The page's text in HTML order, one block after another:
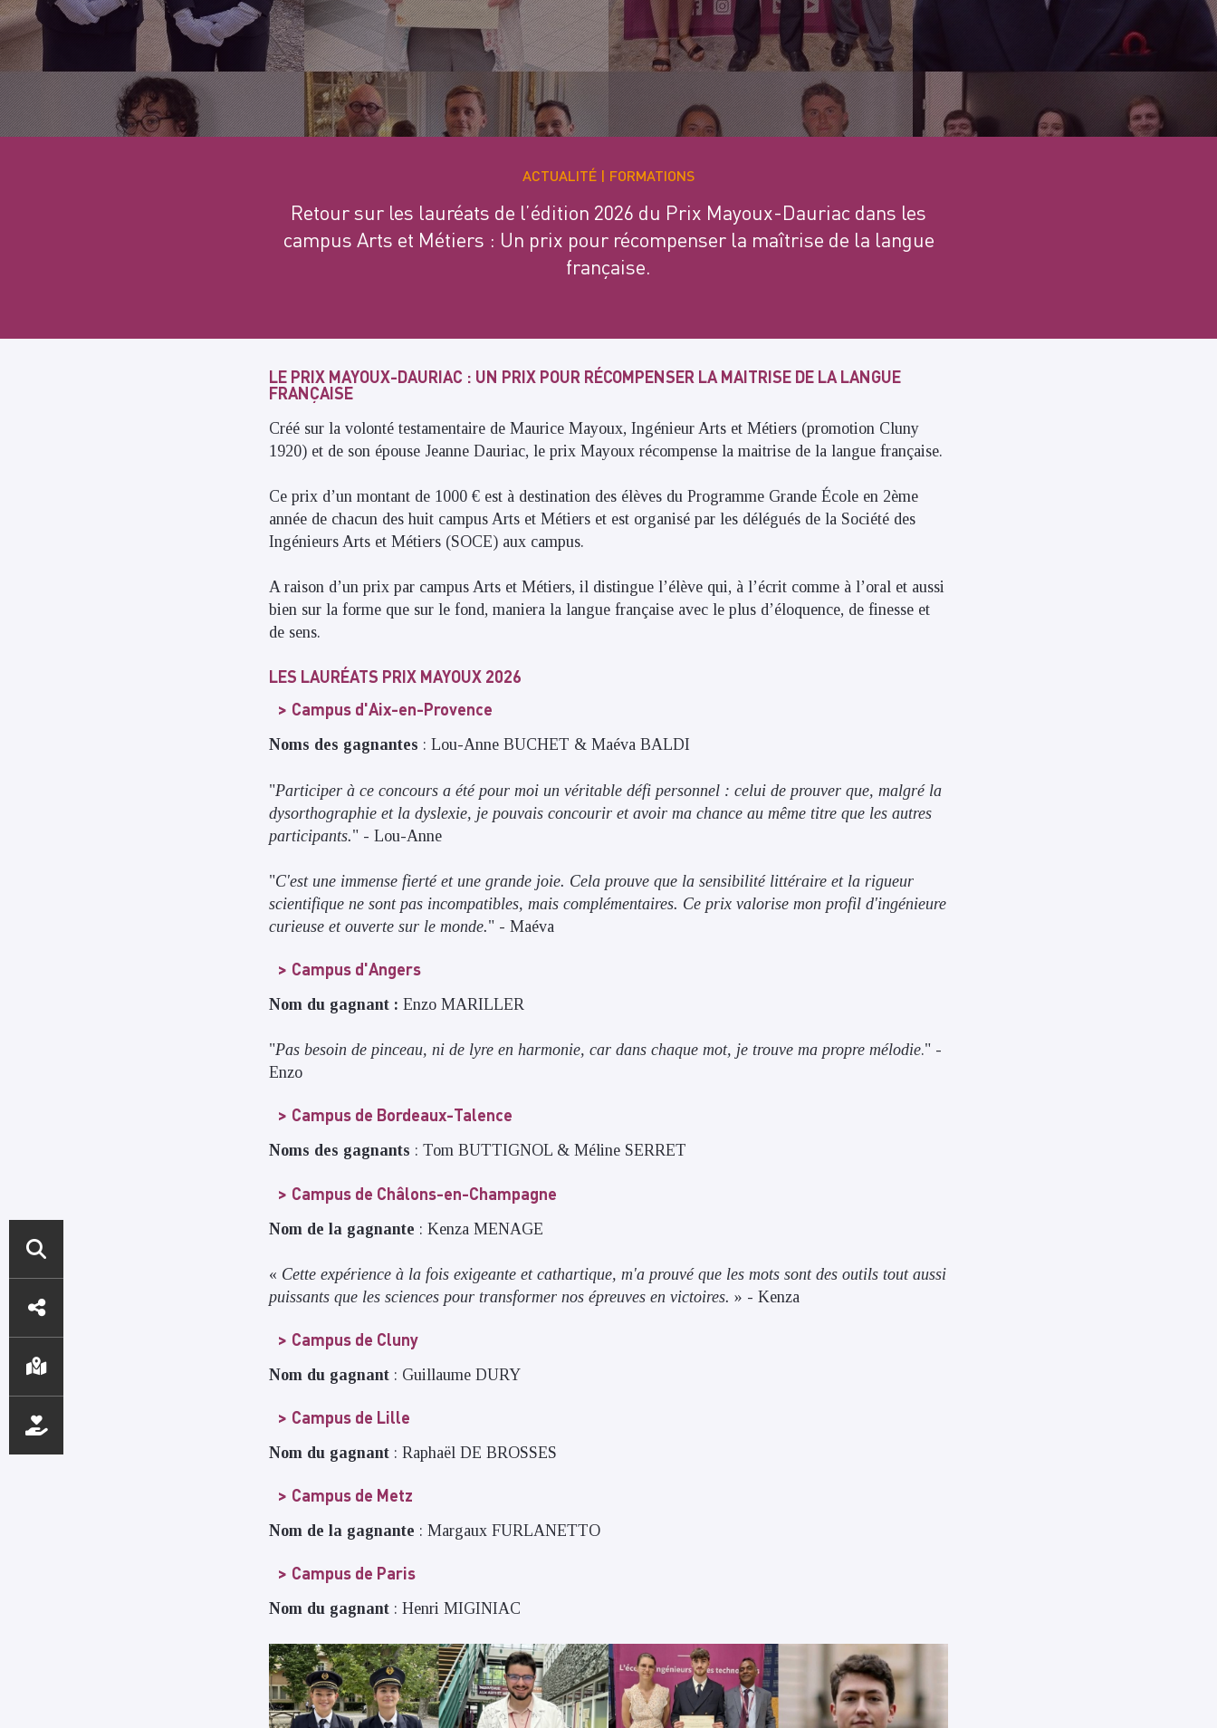
ACCÈS
DIRECTS
ACTUALITÉ FORMATIONS
Retour sur les lauréats de l’édition 2026 du Prix Mayoux-Dauriac dans les
campus Arts et Métiers : Un prix pour récompenser la maîtrise de la langue
française.
LE PRIX MAYOUX-DAURIAC : UN PRIX POUR RÉCOMPENSER LA MAITRISE DE LA LANGUE
FRANÇAISE
Créé sur la volonté testamentaire de Maurice Mayoux, Ingénieur Arts et Métiers (promotion Cluny
1920) et de son épouse Jeanne Dauriac, le prix Mayoux récompense la maitrise de la langue française.
Ce prix d’un montant de 1000 € est à destination des élèves du Programme Grande École en 2ème
année de chacun des huit campus Arts et Métiers et est organisé par les délégués de la Société des
Ingénieurs Arts et Métiers (SOCE) aux campus.
A raison d’un prix par campus Arts et Métiers, il distingue l’élève qui, à l’écrit comme à l’oral et aussi
bien sur la forme que sur le fond, maniera la langue française avec le plus d’éloquence, de finesse et
de sens.
LES LAURÉATS PRIX MAYOUX 2026
Campus d'Aix-en-Provence
Noms des gagnantes : Lou-Anne BUCHET & Maéva BALDI
"Participer à ce concours a été pour moi un véritable défi personnel : celui de prouver que, malgré la
dysorthographie et la dyslexie, je pouvais concourir et avoir ma chance au même titre que les autres
participants." - Lou-Anne
"C'est une immense fierté et une grande joie. Cela prouve que la sensibilité littéraire et la rigueur
scientifique ne sont pas incompatibles, mais complémentaires. Ce prix valorise mon profil d'ingénieure
curieuse et ouverte sur le monde." - Maéva
Campus d'Angers
Nom du gagnant : Enzo MARILLER
"Pas besoin de pinceau, ni de lyre en harmonie, car dans chaque mot, je trouve ma propre mélodie." -
Enzo
Campus de Bordeaux-Talence
Noms des gagnants : Tom BUTTIGNOL & Méline SERRET
Campus de Châlons-en-Champagne
Nom de la gagnante : Kenza MENAGE
« Cette expérience à la fois exigeante et cathartique, m'a prouvé que les mots sont des outils tout aussi
puissants que les sciences pour transformer nos épreuves en victoires. » - Kenza
Campus de Cluny
Nom du gagnant : Guillaume DURY
Campus de Lille
Nom du gagnant : Raphaël DE BROSSES
Campus de Metz
Nom de la gagnante : Margaux FURLANETTO
Campus de Paris
Nom du gagnant : Henri MIGINIAC